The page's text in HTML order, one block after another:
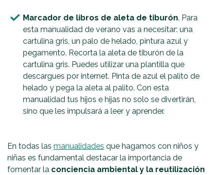
Marcador de libros de aleta de tiburón. Para
esta manualidad de verano vas a necesitar: una
cartulina gris, un palo de helado, pintura azul y
pegamento. Recorta la aleta de tiburón de la
cartulina gris. Puedes utilizar una plantilla que
descargues por internet. Pinta de azul el palito de
helado y pega la aleta al palito. Con esta
manualidad tus hijos e hijas no solo se divertirán,
sino que les impulsará a leer y aprender.
En todas las manualidades que hagamos con niños y
niñas es fundamental destacar la importancia de
fomentar la conciencia ambiental y la reutilización